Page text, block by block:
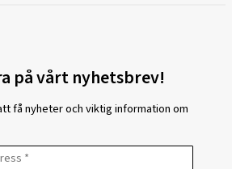
på vårt nyhetsbrev!
få nyheter och viktig information om